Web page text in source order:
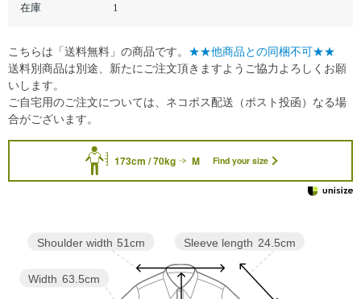
在庫 1
173cm / 70kg M Find your size
Sleeve length 24.5cm
Width 63.5cm
Shoulder width 51cm
こちらは「送料無料」の商品です。 ★★他商品との同梱不可★★
送料別商品は別途、新たにご注文頂きますようご協力よろしくお願
いします。
ご自宅用のご注文については、ネコポス配送（ポスト投函）なる場
合がございます。